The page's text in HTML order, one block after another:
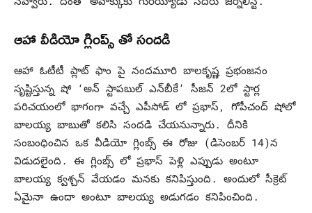
ఆహా వీడియో గ్లింప్స్ తో సందడి
ఆహా ఓటీటీ ప్లాట్ ఫాం పై నందమూరి బాలకృష్ణ ప్రభంజనం
సృష్టిస్తున్న షో ‘అన్ స్టాపబుల్ ఎన్‌బీకే’ సీజన్ 2లో స్టార్ల
పరిచయంలో భాగంగా వచ్చే ఎపీసోడ్ లో ప్రభాస్, గోపీచంద్ షోలో
బాలయ్య బాబుతో కలిసి సందడి చేయనున్నారు. దీనికి
సంబంధించిన ఒక వీడియో గ్లింబ్స్ ఈ రోజు (డిసెంబర్ 14)న
విడుదలైంది. ఈ గ్లింబ్స్ లో ప్రభాస్ పెళ్లి ఎప్పుడు అంటూ
బాలయ్య క్వశ్చన్ వేయడం మనకు కనిపిస్తుంది. అందులో సీక్రెట్
ఏమైనా ఉందా అంటూ బాలయ్య అడుగడం కనిపించింది.